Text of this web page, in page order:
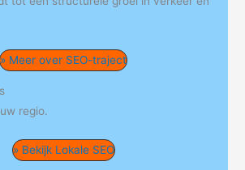
» Meer over SEO-traject
regio.
» Bekijk Lokale SEO